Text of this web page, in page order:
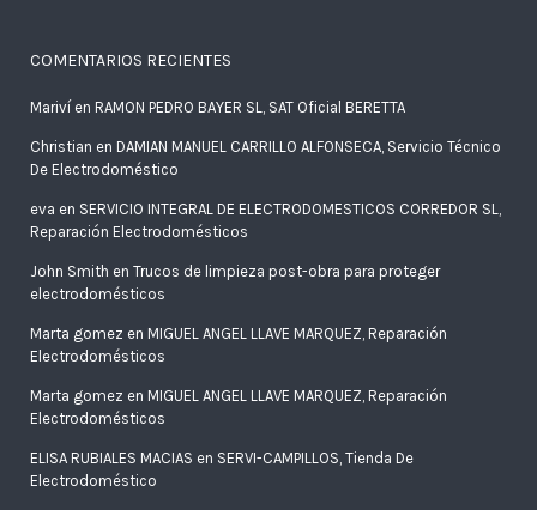
COMENTARIOS RECIENTES
Marivíen RAMON PEDRO BAYER SL, SAT Oficial BERETTA
Christian en DAMIAN MANUEL CARRILLO ALFONSECA, Servicio Técnico
De Electrodoméstico
eva en SERVICIO INTEGRAL DE ELECTRODOMESTICOS CORREDOR SL,
Reparación Electrodomésticos
John Smith en Trucos de limpieza post-obra para proteger
electrodomésticos
Marta gomez en MIGUEL ANGEL LLAVE MARQUEZ, Reparación
Electrodomésticos
Marta gomez en MIGUEL ANGEL LLAVE MARQUEZ, Reparación
Electrodomésticos
ELISA RUBIALES MACIAS en SERVI-CAMPILLOS, Tienda De
Electrodoméstico